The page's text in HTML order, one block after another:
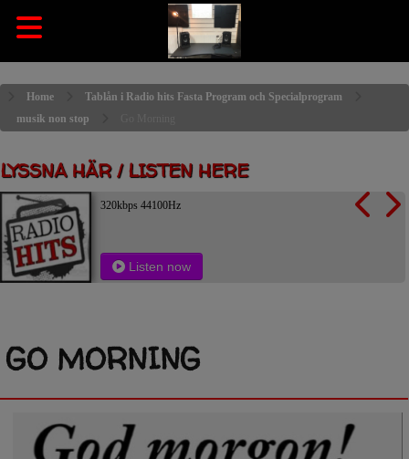
Home
Tablån i Radio hits Fasta Program och Specialprogram
musik non stop
LYSSNA HÄR / LISTEN HERE
320kbps 44100Hz
Listen now
GO MORNING